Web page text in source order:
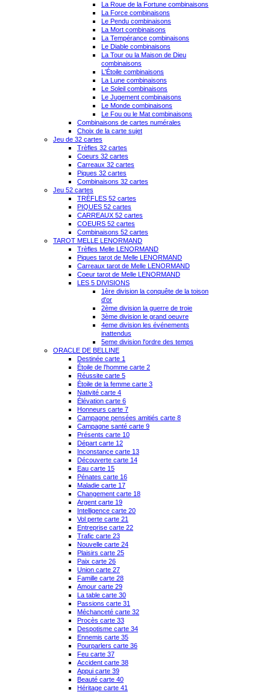
La Roue de la Fortune combinaisons
La Force combinaisons
Le Pendu combinaisons
La Mort combinaisons
La Tempérance combinaisons
Le Diable combinaisons
La Tour ou la Maison de Dieu
combinaisons
L'Étoile combinaisons
La Lune combinaisons
Le Soleil combinaisons
Le Jugement combinaisons
Le Monde combinaisons
Le Fou ou le Mat combinaisons
Combinaisons de cartes numérales
Choix de la carte sujet
Jeu de 32 cartes
Trèfles 32 cartes
Coeurs 32 cartes
Carreaux 32 cartes
Piques 32 cartes
Combinaisons 32 cartes
Jeu 52 cartes
TRÈFLES 52 cartes
PIQUES 52 cartes
CARREAUX 52 cartes
COEURS 52 cartes
Combinaisons 52 cartes
TAROT MELLE LENORMAND
Trèfles Melle LENORMAND
Piques tarot de Melle LENORMAND
Carreaux tarot de Melle LENORMAND
Coeur tarot de Melle LENORMAND
LES 5 DIVISIONS
1ère division la conquête de la toison
d'or
2ème division la guerre de troie
3ème division le grand oeuvre
4eme division les événements
inattendus
5eme division l'ordre des temps
ORACLE DE BELLINE
Destinée carte 1
Étoile de l'homme carte 2
Réussite carte 5
Étoile de la femme carte 3
Nativité carte 4
Élévation carte 6
Honneurs carte 7
Campagne pensées amitiés carte 8
Campagne santé carte 9
Présents carte 10
Départ carte 12
Inconstance carte 13
Découverte carte 14
Eau carte 15
Pénates carte 16
Maladie carte 17
Changement carte 18
Argent carte 19
Intelligence carte 20
Vol perte carte 21
Entreprise carte 22
Trafic carte 23
Nouvelle carte 24
Plaisirs carte 25
Paix carte 26
Union carte 27
Famille carte 28
Amour carte 29
La table carte 30
Passions carte 31
Méchanceté carte 32
Procès carte 33
Despotisme carte 34
Ennemis carte 35
Pourparlers carte 36
Feu carte 37
Accident carte 38
Appui carte 39
Beauté carte 40
Héritage carte 41